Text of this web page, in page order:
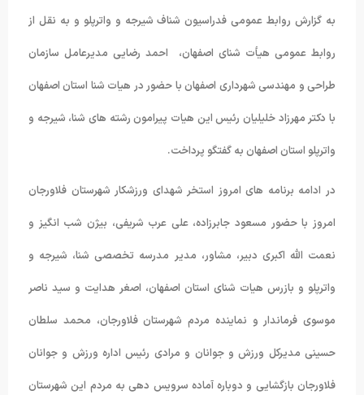
به گزارش روابط عمومی فدراسیون شناف شیرجه و واترپلو و به نقل از
روابط عمومی هیأت شنای اصفهان، احمد رضایی مدیرعامل سازمان
طراحی و مهندسی شهرداری اصفهان با حضور در هیات شنا استان اصفهان
با دکتر مهرزاد خلیلیان رئیس این هیات پیرامون رشته های شنا، شیرجه و
واترپلو استان اصفهان به گفتگو پرداخت.
در ادامه برنامه های امروز استخر شهدای ورزشکار شهرستان فلاورجان
امروز با حضور مسعود جابرزاده، علی عرب شریفی، بیژن شب انگیز و
نعمت الله اکبری دبیر، مشاور، مدیر مدرسه تخصصی شنا، شیرجه و
واترپلو و بازرس هیات شنای استان اصفهان، اصغر هدایت و سید ناصر
موسوی فرماندار و نماینده مردم شهرستان فلاورجان، محمد سلطان
حسینی مدیرکل ورزش و جوانان و مرادی رئیس اداره ورزش و جوانان
فلاورجان بازگشایی و دوباره آماده سرویس دهی به مردم این شهرستان